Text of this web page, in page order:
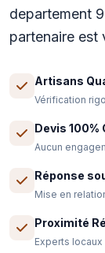
departement
partenaire est
Artisans
Vérification
Devis 100%
Aucun
Réponse
Mise en
Proximité
Experts